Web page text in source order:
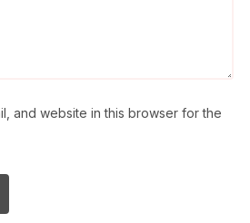
and website in this browser for the